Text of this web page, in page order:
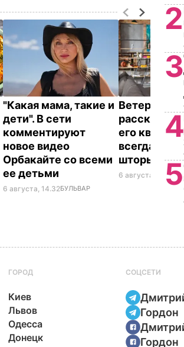
"Какая мама, такие и
дети". В сети
комментируют
новое видео
Орбакайте со всеми
ее детьми
6 августа, 14.32БУЛЬВАР
Ветеран
рассказал,
его
всегда
шторы
6 августа, 14.25
2
3
4
5
ГОРОД
Киев
Львов
Одесса
Донецк
СОЦСЕТИ
Гордон
Гордон